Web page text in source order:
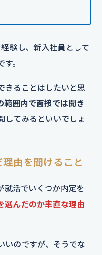
験し、新入社員として
。
きることはしたいと思
範囲内で面接では聞き
してみるといいでしょ
由を聞けること
就活でいくつか内定を
選んだのか率直な理由
いのですが、そうでな